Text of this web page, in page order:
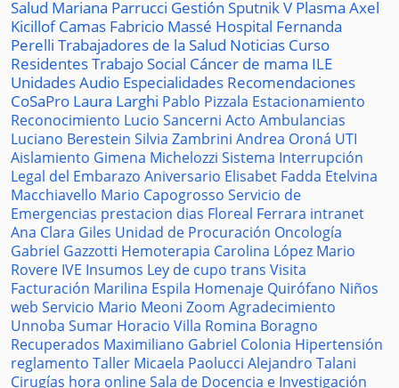
Salud Mariana Parrucci Gestión Sputnik V Plasma Axel
KicillofCamas Fabricio Massé Hospital Fernanda
Perelli Trabajadores de la Salud Noticias Curso
ResidentesTrabajo Social Cáncer de mama ILE
UnidadesAudio Especialidades Recomendaciones
CoSaPro Laura Larghi Pablo Pizzala Estacionamiento
Reconocimiento Lucio Sancerni Acto Ambulancias
Luciano Berestein Silvia Zambrini Andrea Oroná UTI
Aislamiento Gimena Michelozzi Sistema Interrupción
Legal del Embarazo Aniversario Elisabet Fadda Etelvina
Macchiavello Mario Capogrosso Servicio de
Emergencias prestacion dias Floreal Ferrara intranet
Ana Clara Giles Unidad de Procuración Oncología
Gabriel Gazzotti Hemoterapia Carolina López Mario
Rovere IVE Insumos Ley de cupo trans Visita
Facturación Marilina Espila Homenaje Quirófano Niños
web Servicio Mario Meoni Zoom Agradecimiento
Unnoba Sumar Horacio Villa Romina Boragno
Recuperados Maximiliano Gabriel Colonia Hipertensión
reglamento Taller Micaela Paolucci Alejandro Talani
Cirugías hora onlineSala de Docencia e Investigación